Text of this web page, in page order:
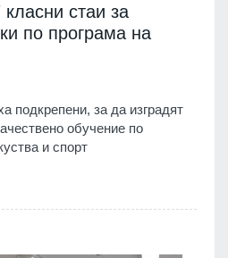
стаи за
по програма на
подкрепени, за да изградят
обучение по
и спорт